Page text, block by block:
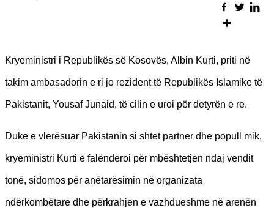
Kryeministri i Republikës së Kosovës, Albin Kurti, priti në
takim ambasadorin e ri jo rezident të Republikës Islamike të
Pakistanit, Yousaf Junaid, të cilin e uroi për detyrën e re.
Duke e vlerësuar Pakistanin si shtet partner dhe popull mik,
kryeministri Kurti e falënderoi për mbështetjen ndaj vendit
tonë, sidomos për anëtarësimin në organizata
ndërkombëtare dhe përkrahjen e vazhdueshme në arenën